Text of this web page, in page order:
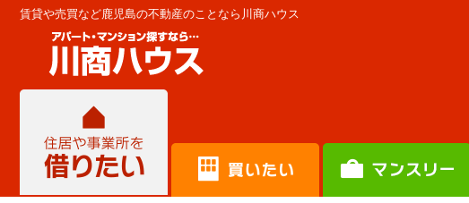
賃貸や売買など鹿児島の不動産のことなら川商ハウス